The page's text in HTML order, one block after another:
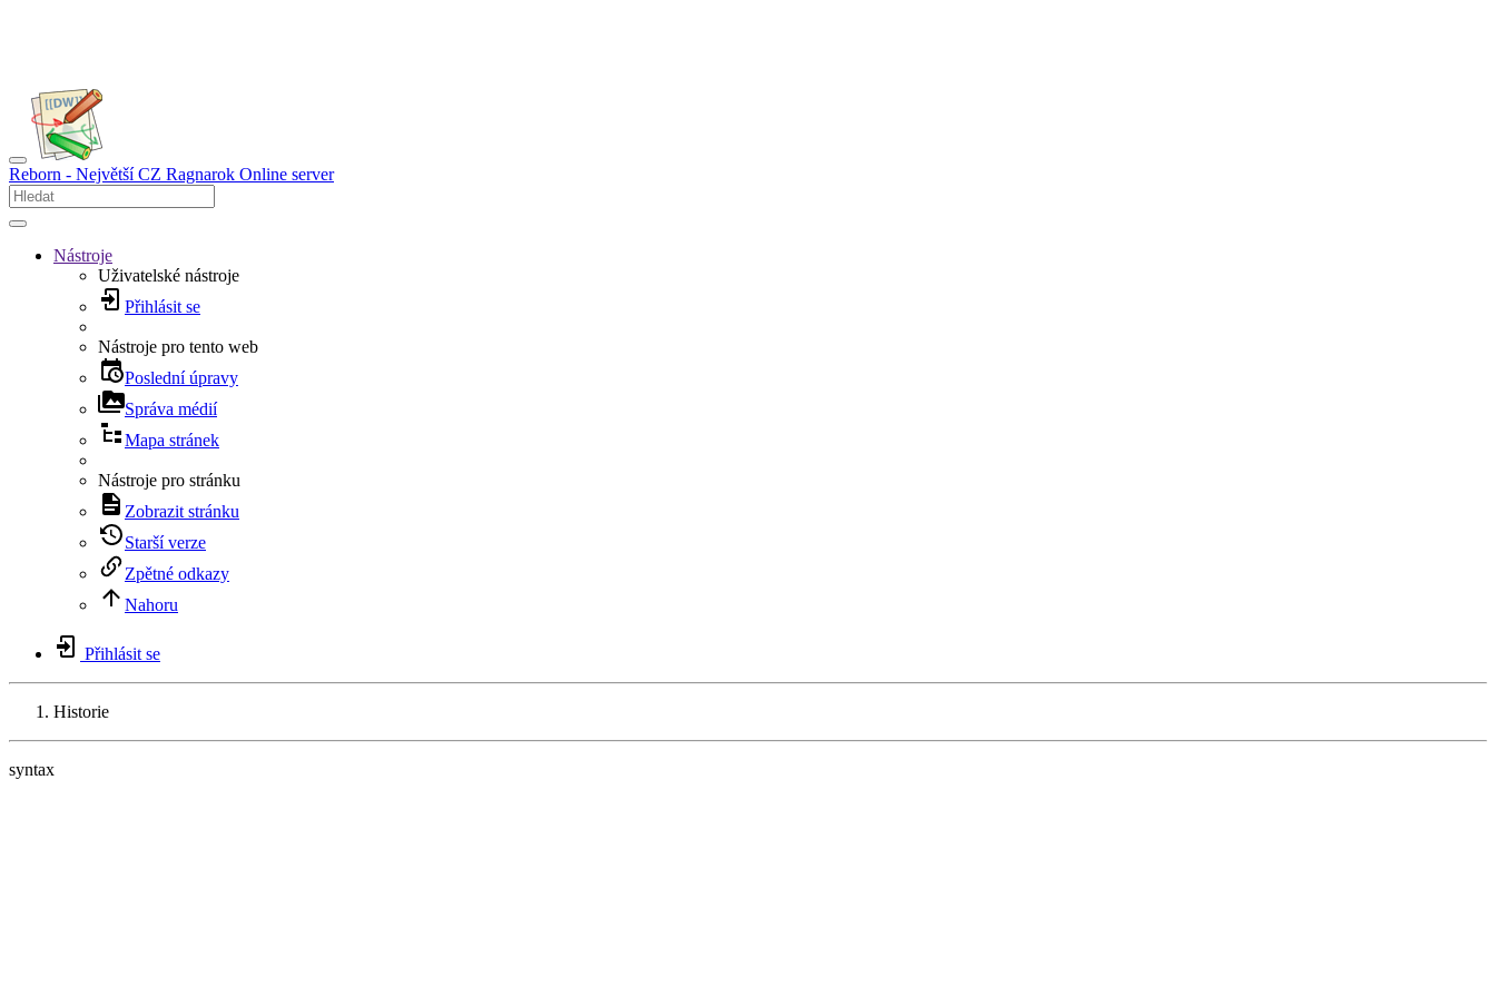
Reborn - Největší CZ Ragnarok Online server
Nástroje
Uživatelské nástroje
Přihlásit se
Nástroje pro tento web
Poslední úpravy
Správa médií
Mapa stránek
Nástroje pro stránku
Zobrazit stránku
Starší verze
Zpětné odkazy
Nahoru
Přihlásit se
Historie
syntax